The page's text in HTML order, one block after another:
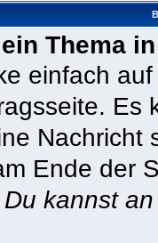
Thema
einfach
Es
Nachricht
Ende der
kannst